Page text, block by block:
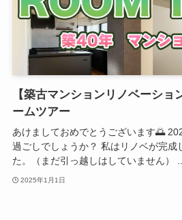
【築古マンションリノベーショ
ームツアー
あけましておめでとうございます🌅
過ごしでしょうか？ 私はリノベが完成
た。（まだ引っ越しはしていません）
2025年1月1日